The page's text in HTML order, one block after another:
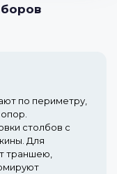
по периметру,
столбов с
Для
траншею,